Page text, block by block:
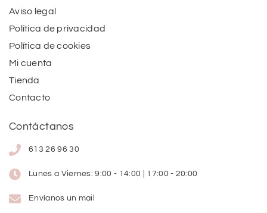
Aviso legal
Política de privacidad
Política de cookies
Mi cuenta
Tienda
Contacto
Contáctanos
613 26 96 30
Lunes a Viernes: 9:00 - 14:00 | 17:00 - 20:00
Envíanos un mail